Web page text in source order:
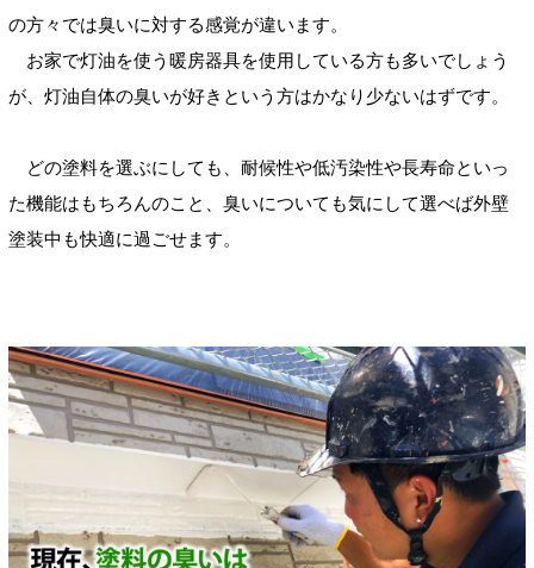
の方々では臭いに対する感覚が違います。
お家で灯油を使う暖房器具を使用している方も多いでしょう
が、灯油自体の臭いが好きという方はかなり少ないはずです。
どの塗料を選ぶにしても、耐候性や低汚染性や長寿命といっ
た機能はもちろんのこと、臭いについても気にして選べば外壁
塗装中も快適に過ごせます。